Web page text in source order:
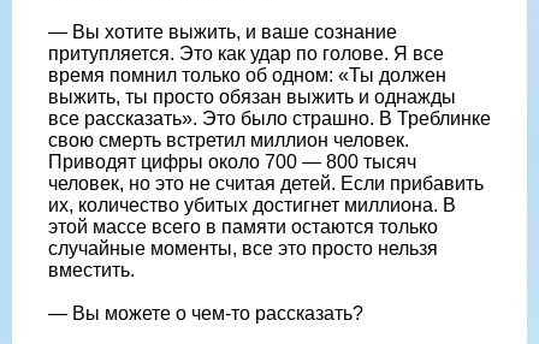
— Вы хотите выжить, и ваше сознание
притупляется. Это как удар по голове. Я все
время помнил только об одном: «Ты должен
выжить, ты просто обязан выжить и однажды
все рассказать». Это было страшно. В Треблинке
свою смерть встретил миллион человек.
Приводят цифры около 700 — 800 тысяч
человек, но это не считая детей. Если прибавить
их, количество убитых достигнет миллиона. В
этой массе всего в памяти остаются только
случайные моменты, все это просто нельзя
вместить.
— Вы можете о чем-то рассказать?